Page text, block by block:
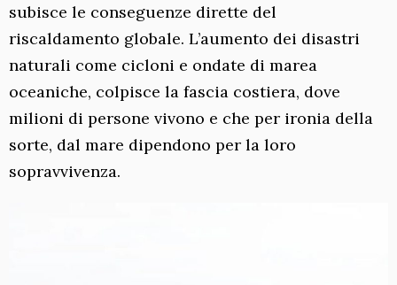
subisce le conseguenze dirette del
riscaldamento globale. L’aumento dei disastri
naturali come cicloni e ondate di marea
oceaniche, colpisce la fascia costiera, dove
milioni di persone vivono e che per ironia della
sorte, dal mare dipendono per la loro
sopravvivenza.